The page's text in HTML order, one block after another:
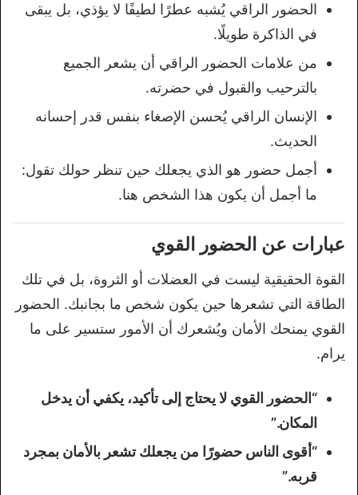
الحضور الراقي يُشبه عطرًا لطيفًا لا يؤذي، بل يبقى
في الذاكرة طويلًا.
من علامات الحضور الراقي أن يشعر الجميع
بالترحيب والقبول في حضرته.
الإنسان الراقي يُحسن الإصغاء بنفس قدر إحسانه
الحديث.
أجمل حضور هو الذي يجعلك حين تنظر حولك تقول:
ما أجمل أن يكون هذا الشخص هنا.
عبارات عن الحضور القوي
القوة الحقيقية ليست في العضلات أو الثروة، بل في تلك
الطاقة التي تشعرها حين يكون شخص ما بجانبك. الحضور
القوي يمنحك الأمان ويُشعرك أن الأمور ستسير على ما
يرام.
“الحضور القوي لا يحتاج إلى تأكيد، يكفي أن يدخل
المكان.”
“أقوى الناس حضورًا من يجعلك تشعر بالأمان بمجرد
قربه.”